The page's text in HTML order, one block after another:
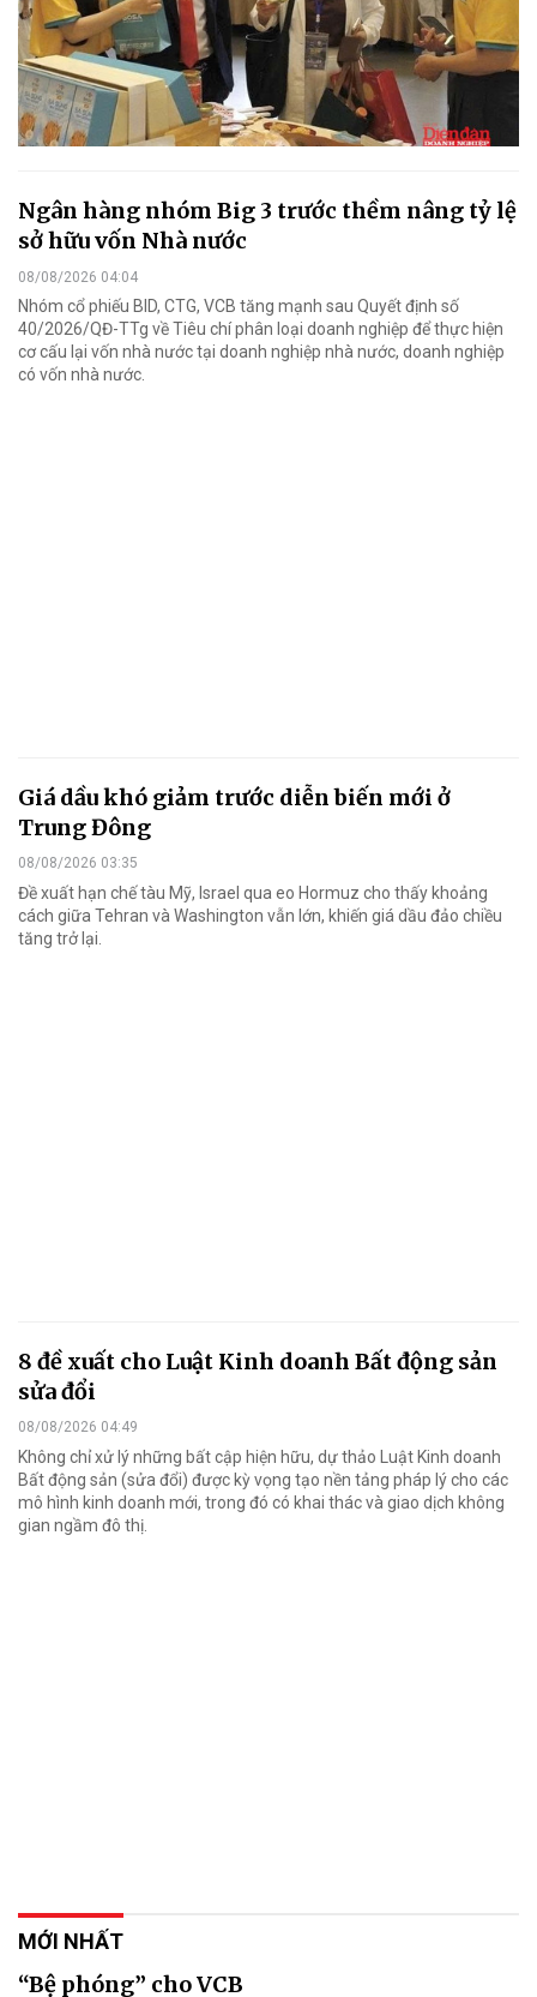
Ngân hàng nhóm Big 3 trước thềm nâng tỷ lệ
sở hữu vốn Nhà nước
08/08/2026 04:04
Nhóm cổ phiếu BID, CTG, VCB tăng mạnh sau Quyết định số
40/2026/QĐ-TTg về Tiêu chí phân loại doanh nghiệp để thực hiện
cơ cấu lại vốn nhà nước tại doanh nghiệp nhà nước, doanh nghiệp
có vốn nhà nước.
Giá dầu khó giảm trước diễn biến mới ở
Trung Đông
08/08/2026 03:35
Đề xuất hạn chế tàu Mỹ, Israel qua eo Hormuz cho thấy khoảng
cách giữa Tehran và Washington vẫn lớn, khiến giá dầu đảo chiều
tăng trở lại.
8 đề xuất cho Luật Kinh doanh Bất động sản
sửa đổi
08/08/2026 04:49
Không chỉ xử lý những bất cập hiện hữu, dự thảo Luật Kinh doanh
Bất động sản (sửa đổi) được kỳ vọng tạo nền tảng pháp lý cho các
mô hình kinh doanh mới, trong đó có khai thác và giao dịch không
gian ngầm đô thị.
MỚI NHẤT
“Bệ phóng” cho VCB